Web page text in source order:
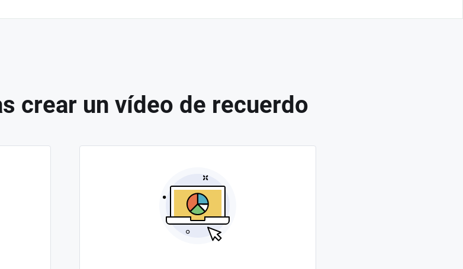
crear un vídeo de recuerdo